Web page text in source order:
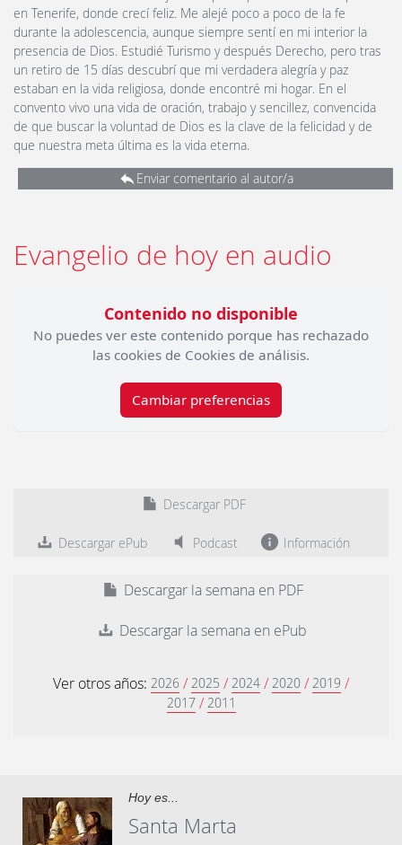
en Tenerife, donde crecí feliz. Me alejé poco a poco de la fe
durante la adolescencia, aunque siempre sentí en mi interior la
presencia de Dios. Estudié Turismo y después Derecho, pero tras
un retiro de 15 días descubrí que mi verdadera alegría y paz
estaban en la vida religiosa, donde encontré mi hogar. En el
convento vivo una vida de oración, trabajo y sencillez, convencida
de que buscar la voluntad de Dios es la clave de la felicidad y de
que nuestra meta última es la vida eterna.
Enviar comentario al autor/a
Evangelio de hoy en audio
Contenido no disponible
No puedes ver este contenido porque has rechazado
las cookies de Cookies de análisis.
Cambiar preferencias
Descargar PDF
Descargar ePub Podcast Información
Descargar la semana en PDF
Descargar la semana en ePub
Ver otros años: 2026 / 2025 / 2024 / 2020 / 2019 /
2017 / 2011
Hoy es...
Santa Marta